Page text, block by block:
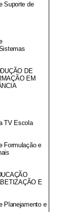
Suporte de
DE
EM
TV Escola
Formulação e
E
Planejamento e